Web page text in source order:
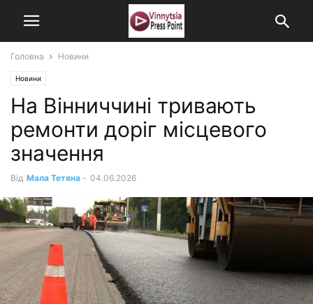
Головна Новини
Новини
На Вінниччині тривають
ремонти доріг місцевого
значення
Від Мала Тетяна - 04.06.2026